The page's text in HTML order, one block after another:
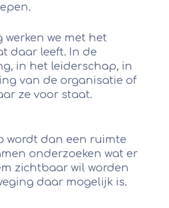
werken we met het
daar leeft. In de
in het leiderschap, in
van de organisatie of
ze voor staat.
wordt dan een ruimte
onderzoeken wat er
zichtbaar wil worden
daar mogelijk is.